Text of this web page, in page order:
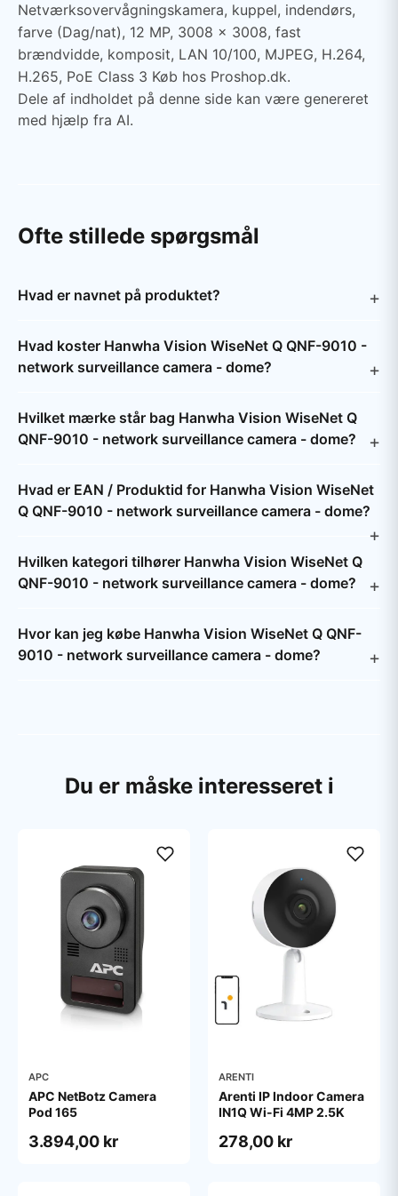
Netværksovervågningskamera, kuppel, indendørs,
farve (Dag/nat), 12 MP, 3008 x 3008, fast
brændvidde, komposit, LAN 10/100, MJPEG, H.264,
H.265, PoE Class 3 Køb hos Proshop.dk.
Dele af indholdet på denne side kan være genereret
med hjælp fra AI.
Ofte stillede spørgsmål
Hvad er navnet på produktet?
Hvad koster Hanwha Vision WiseNet Q QNF-9010 -
network surveillance camera - dome?
Hvilket mærke står bag Hanwha Vision WiseNet Q
QNF-9010 - network surveillance camera - dome?
Hvad er EAN / Produktid for Hanwha Vision WiseNet
Q QNF-9010 - network surveillance camera - dome?
Hvilken kategori tilhører Hanwha Vision WiseNet Q
QNF-9010 - network surveillance camera - dome?
Hvor kan jeg købe Hanwha Vision WiseNet Q QNF-
9010 - network surveillance camera - dome?
Du er måske interesseret i
APC
APC NetBotz Camera
Pod 165
3.894,00 kr
ARENTI
Arenti IP Indoor Camera
IN1Q Wi-Fi 4MP 2.5K
278,00 kr